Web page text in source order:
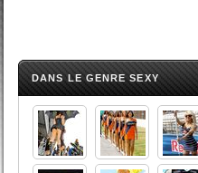
DANS LE GENRE SEXY